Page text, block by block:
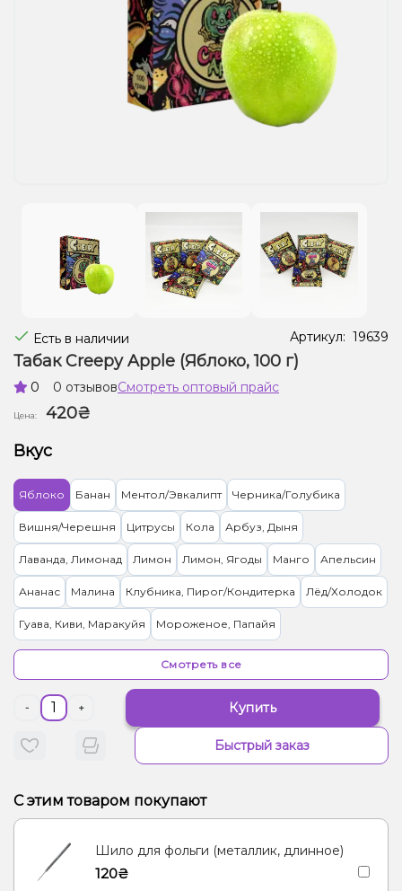
Жидкости для электронных сигарет
Подарочные наборы
Есть в наличии Артикул: 19639
Табак Creepy Apple (Яблоко, 100 г)
0 0 отзывовСмотреть оптовый прайс
Цена:
420₴
Вкус
Яблоко Банан Ментол/Эвкалипт Черника/Голубика
Вишня/Черешня Цитрусы Кола Арбуз, Дыня
Лаванда, Лимонад Лимон Лимон, Ягоды Манго Апельсин
Ананас Малина Клубника, Пирог/Кондитерка Лёд/Холодок
Гуава, Киви, Маракуйя Мороженое, Папайя
Зефир, Какао Киви Виноград, Конфеты
Грейпфрут, Клубника, Малина Жвачка (фруктовая)
Лемонграсс
Земляника, Печенье Пиво, Сливки/Крем
Карамель, Мультифрукт, Попкорн Грейпфрут, Киви, Клубника
Леденцы, Ягоды Арбуз, Барбарис, Дыня
Смотреть все
- + Купить
Быстрый заказ
С этим товаром покупают
Шило для фольги (металлик, длинное)
120₴